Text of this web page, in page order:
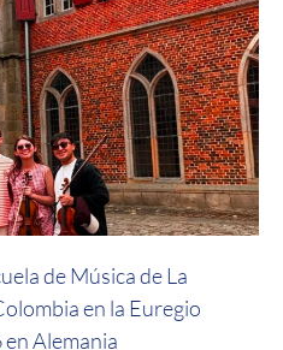
de Música de La
en la Euregio
Alemania